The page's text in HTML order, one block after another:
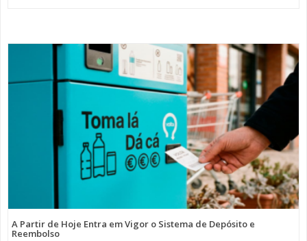
A Partir de Hoje Entra em Vigor o Sistema de Depósito e
Reembolso